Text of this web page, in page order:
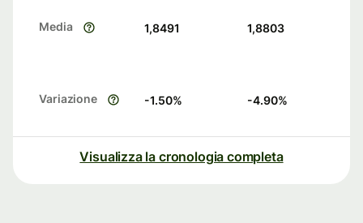
Media 1,8491 1,8803
Variazione -1.50% -4.90%
Visualizza la cronologia completa